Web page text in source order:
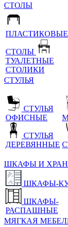
СТОЛЫ
ПЛАСТИКОВЫЕ
СТОЛЫ
ТУАЛЕТНЫЕ
СТОЛИКИ
СТУЛЬЯ
СТУЛЬЯ
ОФИСНЫЕ
СТУЛЬЯ
ДЕРЕВЯННЫЕ
ШКАФЫ И
ШКАФЫ-
ШКАФЫ-
РАСПАШНЫЕ
МЯГКАЯ